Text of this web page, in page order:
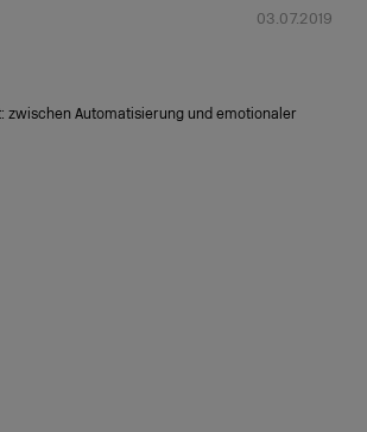
03.07.2019